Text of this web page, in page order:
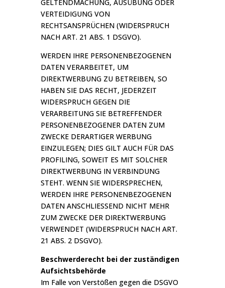
GELTENDMACHUNG, AUSÜBUNG ODER
VERTEIDIGUNG VON
RECHTSANSPRÜCHEN (WIDERSPRUCH
NACH ART. 21 ABS. 1 DSGVO).
WERDEN IHRE PERSONENBEZOGENEN
DATEN VERARBEITET, UM
DIREKTWERBUNG ZU BETREIBEN, SO
HABEN SIE DAS RECHT, JEDERZEIT
WIDERSPRUCH GEGEN DIE
VERARBEITUNG SIE BETREFFENDER
PERSONENBEZOGENER DATEN ZUM
ZWECKE DERARTIGER WERBUNG
EINZULEGEN; DIES GILT AUCH FÜR DAS
PROFILING, SOWEIT ES MIT SOLCHER
DIREKTWERBUNG IN VERBINDUNG
STEHT. WENN SIE WIDERSPRECHEN,
WERDEN IHRE PERSONENBEZOGENEN
DATEN ANSCHLIESSEND NICHT MEHR
ZUM ZWECKE DER DIREKTWERBUNG
VERWENDET (WIDERSPRUCH NACH ART.
21 ABS. 2 DSGVO).
Beschwerde­recht bei der zuständigen
Aufsichts­behörde
Im Falle von Verstößen gegen die DSGVO